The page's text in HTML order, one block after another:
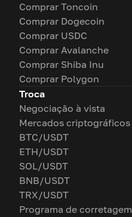
Comprar Toncoin
Comprar Dogecoin
Comprar USDC
Comprar Avalanche
Comprar Shiba Inu
Comprar Polygon
Troca
Negociação à vista
Mercados criptográficos
BTC/USDT
ETH/USDT
SOL/USDT
BNB/USDT
TRX/USDT
Programa de corretagem